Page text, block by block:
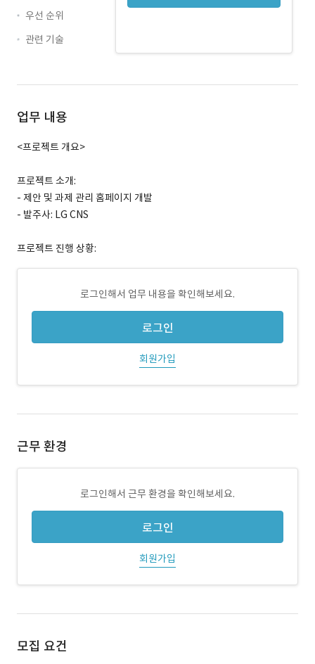
우선 순위
관련 기술
업무 내용
<프로젝트 개요>
프로젝트 소개:
- 제안 및 과제 관리 홈페이지 개발
- 발주사: LG CNS
프로젝트 진행 상황:
로그인해서 업무 내용을 확인해보세요.
로그인
회원가입
근무 환경
로그인해서 근무 환경을 확인해보세요.
로그인
회원가입
모집 요건